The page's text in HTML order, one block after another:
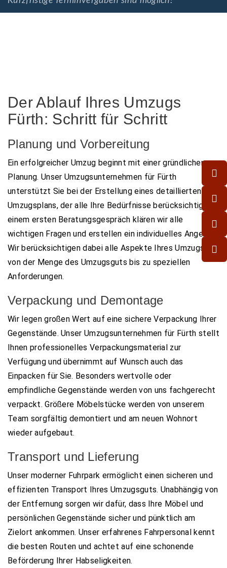
Der Ablauf Ihres Umzugs
Fürth: Schritt für Schritt
Planung und Vorbereitung
Ein erfolgreicher Umzug beginnt mit einer gründlichen
Planung. Unser Umzugsunternehmen für Fürth
unterstützt Sie bei der Erstellung eines detaillierten
Umzugsplans, der alle Ihre Bedürfnisse berücksichtigt. In
einem ersten Beratungsgespräch klären wir alle
wichtigen Fragen und erstellen ein individuelles Angebot.
Wir berücksichtigen dabei alle Aspekte Ihres Umzugs –
von der Menge des Umzugsguts bis zu speziellen
Anforderungen.
Verpackung und Demontage
Wir legen großen Wert auf eine sichere Verpackung Ihrer
Gegenstände. Unser Umzugsunternehmen für Fürth stellt
Ihnen professionelles Verpackungsmaterial zur
Verfügung und übernimmt auf Wunsch auch das
Einpacken für Sie. Besonders wertvolle oder
empfindliche Gegenstände werden von uns fachgerecht
verpackt. Größere Möbelstücke werden von unserem
Team sorgfältig demontiert und am neuen Wohnort
wieder aufgebaut.
Transport und Lieferung
Unser moderner Fuhrpark ermöglicht einen sicheren und
effizienten Transport Ihres Umzugsguts. Unabhängig von
der Entfernung sorgen wir dafür, dass Ihre Möbel und
persönlichen Gegenstände sicher und pünktlich am
Zielort ankommen. Unser erfahrenes Fahrpersonal kennt
die besten Routen und achtet auf eine schonende
Beförderung Ihrer Habseligkeiten.